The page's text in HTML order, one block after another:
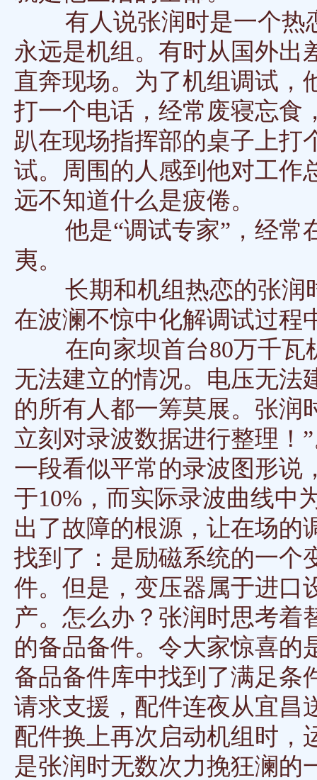
有人说张润时是一个热
永远是机组。有时从国外出
直奔现场。为了机组调试，
打一个电话，经常废寝忘食
趴在现场指挥部的桌子上打
试。周围的人感到他对工作
远不知道什么是疲倦。
他是“调试专家”，经常
夷。
长期和机组热恋的张润
在波澜不惊中化解调试过程
在向家坝首台80万千瓦
无法建立的情况。电压无法
的所有人都一筹莫展。张润
立刻对录波数据进行整理！
一段看似平常的录波图形说
于10%，而实际录波曲线中
出了故障的根源，让在场的
找到了：是励磁系统的一个
件。但是，变压器属于进口
产。怎么办？张润时思考着
的备品备件。令大家惊喜的
备品备件库中找到了满足条
请求支援，配件连夜从宜昌
配件换上再次启动机组时，
是张润时无数次力挽狂澜的